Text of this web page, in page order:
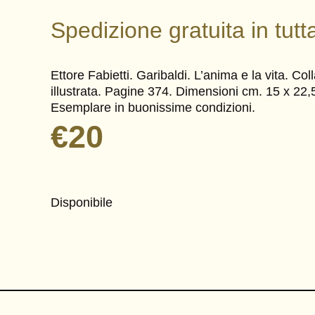
Spedizione gratuita in
Ettore Fabietti. Garibaldi. L’anima e la vita.
illustrata. Pagine 374. Dimensioni cm. 15 x
Esemplare in buonissime condizioni.
€20
Disponibile